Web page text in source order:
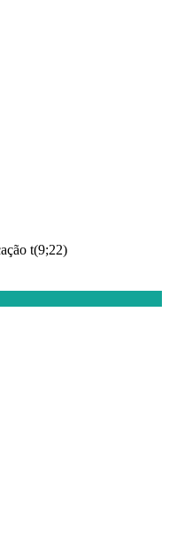
t(9;22)